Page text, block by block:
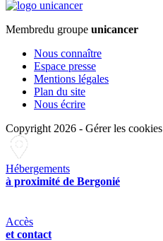
Membredu groupe unicancer
Nous connaître
Espace presse
Mentions légales
Plan du site
Nous écrire
Copyright 2026 - Gérer les cookies
Hébergements
à proximité de Bergonié
Accès
et contact